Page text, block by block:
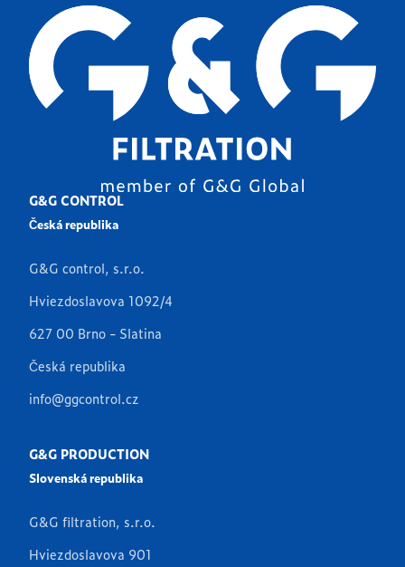
G&G CONTROL
Česká republika
G&G control, s.r.o.
Hviezdoslavova 1092/4
627 00 Brno - Slatina
Česká republika
info@ggcontrol.cz
G&G PRODUCTION
Slovenská republika
G&G filtration, s.r.o.
Hviezdoslavova 901